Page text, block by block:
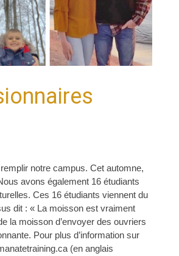
notre campus. Cet automne,
avons également 16 étudiants
Ces 16 étudiants viennent du
dit : « La moisson est vraiment
la moisson d’envoyer des ouvriers
Pour plus d’information sur
(en anglais